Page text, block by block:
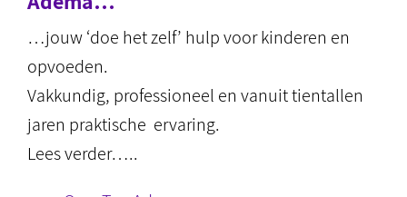
…jouw ‘doe het zelf’ hulp voor kinderen en
opvoeden.
Vakkundig, professioneel en vanuit tientallen
jaren praktische ervaring.
Lees verder…..